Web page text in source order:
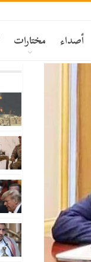
أصداء مختارات